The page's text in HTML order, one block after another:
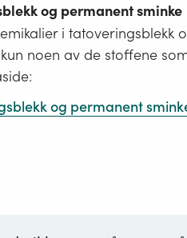
og permanent sminke
i tatoveringsblekk
noen av de stoffene
og permanent